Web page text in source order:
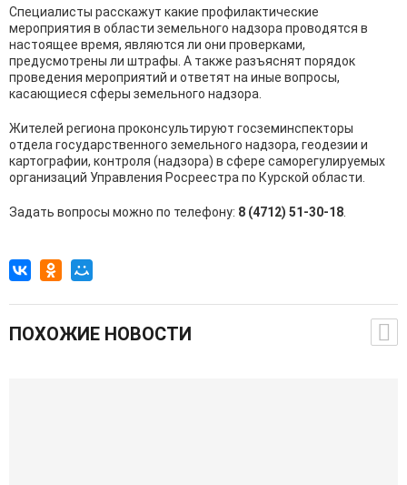
Специалисты расскажут какие профилактические
мероприятия в области земельного надзора проводятся в
настоящее время, являются ли они проверками,
предусмотрены ли штрафы. А также разъяснят порядок
проведения мероприятий и ответят на иные вопросы,
касающиеся сферы земельного надзора.
Жителей региона проконсультируют госземинспекторы
отдела государственного земельного надзора, геодезии и
картографии, контроля (надзора) в сфере саморегулируемых
организаций Управления Росреестра по Курской области.
Задать вопросы можно по телефону: 8 (4712) 51-30-18
ПОХОЖИЕ НОВОСТИ